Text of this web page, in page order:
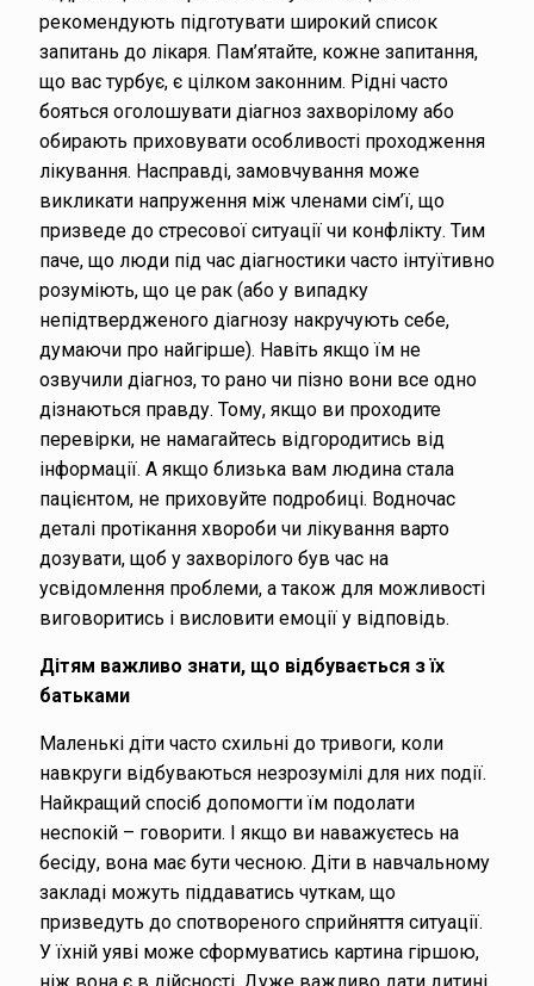
рекомендують підготувати широкий список
запитань до лікаря. Пам’ятайте, кожне запитання,
що вас турбує, є цілком законним. Рідні часто
бояться оголошувати діагноз захворілому або
обирають приховувати особливості проходження
лікування. Насправді, замовчування може
викликати напруження між членами сім’ї, що
призведе до стресової ситуації чи конфлікту. Тим
паче, що люди під час діагностики часто інтуїтивно
розуміють, що це рак (або у випадку
непідтвердженого діагнозу накручують себе,
думаючи про найгірше). Навіть якщо їм не
озвучили діагноз, то рано чи пізно вони все одно
дізнаються правду. Тому, якщо ви проходите
перевірки, не намагайтесь відгородитись від
інформації. А якщо близька вам людина стала
пацієнтом, не приховуйте подробиці. Водночас
деталі протікання хвороби чи лікування варто
дозувати, щоб у захворілого був час на
усвідомлення проблеми, а також для можливості
виговоритись і висловити емоції у відповідь.
Дітям важливо знати, що відбувається з їх
батьками
Маленькі діти часто схильні до тривоги, коли
навкруги відбуваються незрозумілі для них події.
Найкращий спосіб допомогти їм подолати
неспокій – говорити. І якщо ви наважуєтесь на
бесіду, вона має бути чесною. Діти в навчальному
закладі можуть піддаватись чуткам, що
призведуть до спотвореного сприйняття ситуації.
У їхній уяві може сформуватись картина гіршою,